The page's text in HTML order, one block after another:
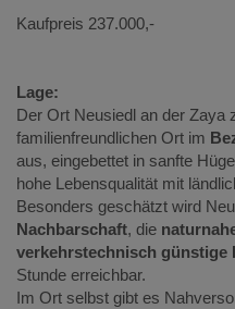
Kaufpreis 237.000,-
Lage:
Der Ort Neusiedl an der Zaya
familienfreundlichen Ort im
aus, eingebettet in sanfte
hohe Lebensqualität mit
Besonders geschätzt wird
Nachbarschaft, die
verkehrstechnisch günstige
Stunde erreichbar.
Im Ort selbst gibt es